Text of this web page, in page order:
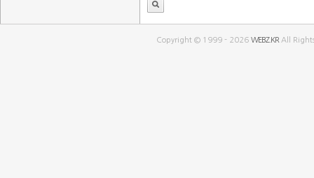
Copyright © 1999 - 2026WEBZ.KR All